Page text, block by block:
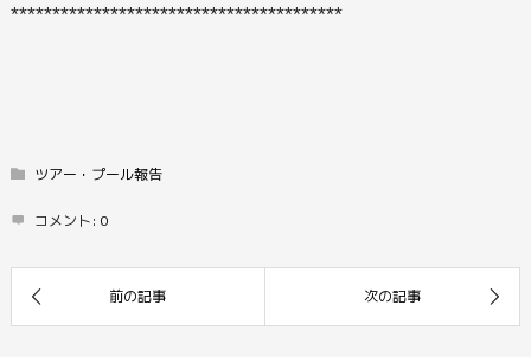
****************************************
ツアー・プール報告
コメント: 0